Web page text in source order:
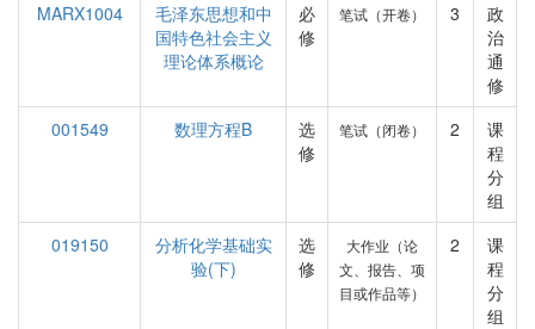
MARX1004
毛泽东思想和中
国特色社会主义
理论体系概论
必
修
笔试（开卷） 3
政
治
通
修
001549
数理方程B
选
修
笔试（闭卷） 2
课
程
分
组
019150
分析化学基础实
验(下)
选
修
大作业（论
文、报告、项
目或作品等）
2
课
程
分
组